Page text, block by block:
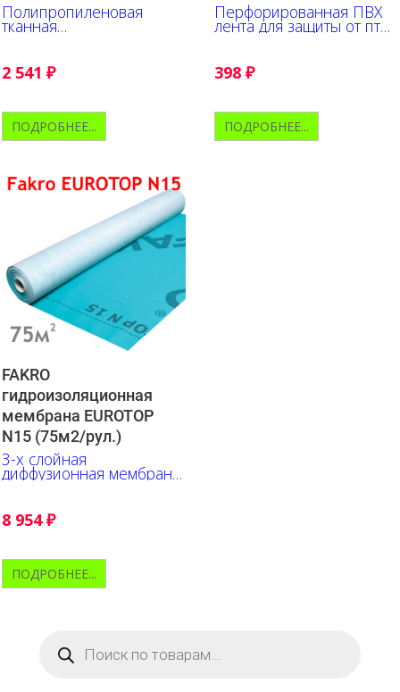
Полипропиленовая
тканная
кровли
2 541 ₽
ПОДРОБНЕЕ...
Перфорированная ПВХ
лента для защиты от птиц
и насекомых
398 ₽
ПОДРОБНЕЕ...
FAKRO
гидроизоляционная
мембрана EUROTOP
N15 (75м2/рул.)
3-х слойная
диффузионная мембрана
из полипропилена
8 954₽
ПОДРОБНЕЕ...
товаров